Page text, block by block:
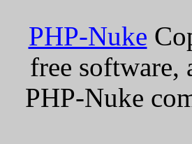
PHP-Nuke
free
PHP-Nuke